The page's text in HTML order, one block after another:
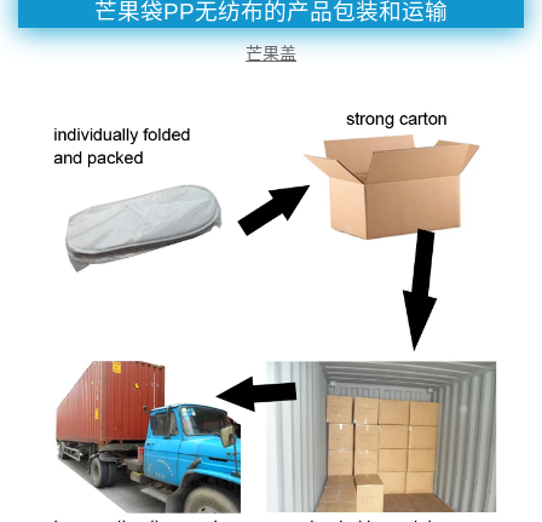
芒果袋PP无纺布的产品包装和运输
芒果盖